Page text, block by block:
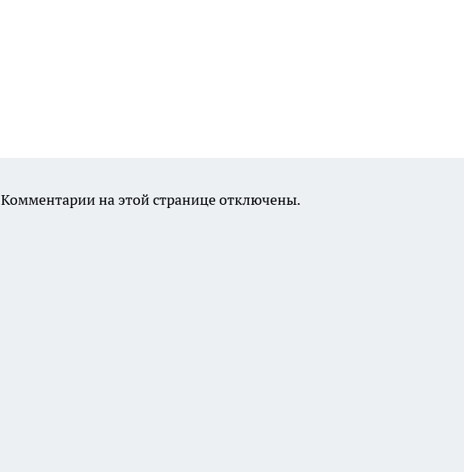
Комментарии на этой странице отключены.